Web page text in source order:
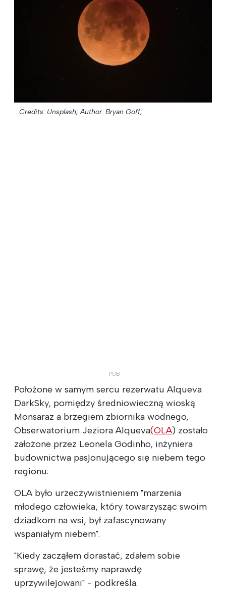
Credits: Unsplash; Author: Bryan Goff;
Położone w samym sercu rezerwatu Alqueva
DarkSky, pomiędzy średniowieczną wioską
Monsaraz a brzegiem zbiornika wodnego,
Obserwatorium Jeziora Alqueva(OLA) zostało
założone przez Leonela Godinho, inżyniera
budownictwa pasjonującego się niebem tego
regionu.
OLA było urzeczywistnieniem "marzenia
młodego człowieka, który towarzysząc swoim
dziadkom na wsi, był zafascynowany
wspaniałym niebem".
"Kiedy zacząłem dorastać, zdałem sobie
sprawę, że jesteśmy naprawdę
uprzywilejowani" - podkreśla.